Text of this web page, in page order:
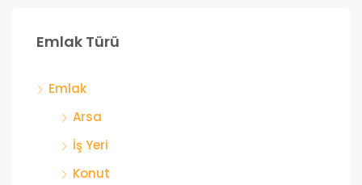
Emlak Türü
Emlak
Arsa
İş Yeri
Konut